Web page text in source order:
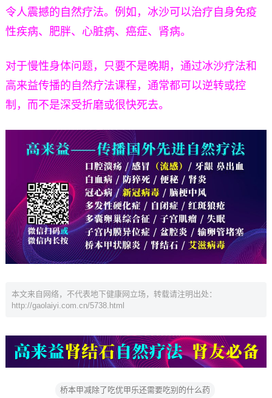
令人震撼的自然疗法。例如，冰沙可以治疗自身免疫
性疾病、肥胖、心脏病、癌症、肾病。
对于慢性身体问题，只要不是晚期，通过冰沙疗法和
高来益传播的自然疗法课程，通常都可以逆转或控
制，而不是深受折磨或很快死去。
本文来自网络，不代表地下健康网立场，转载请注明出处：
http://gaolaiyi.com.cn/5738.html
桥本甲减除了吃优甲乐还需要吃别的什么药